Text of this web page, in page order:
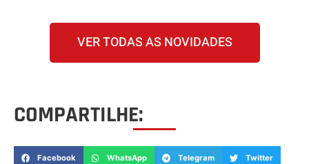
VER TODAS AS NOVIDADES
COMPARTILHE:
Facebook WhatsApp Telegram Twitter